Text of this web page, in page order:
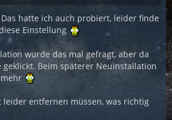
hatte ich auch probiert, leider finde
Einstellung
wurde das mal gefragt, aber da
geklickt. Beim späterer Neuinstallation
leider entfernen müssen, was richtig